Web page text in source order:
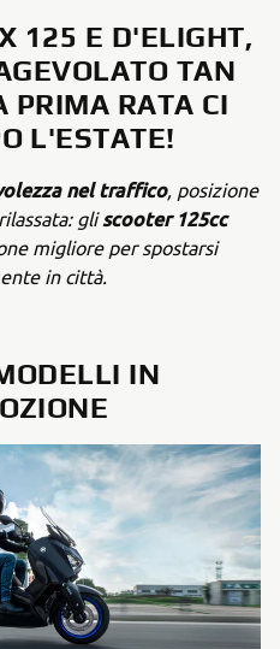
125 E D'ELIGHT,
TAN
PRIMA RATA CI
L'ESTATE!
nel traffico, posizione
gliscooter 125cc
migliore per spostarsi
in città.
IN